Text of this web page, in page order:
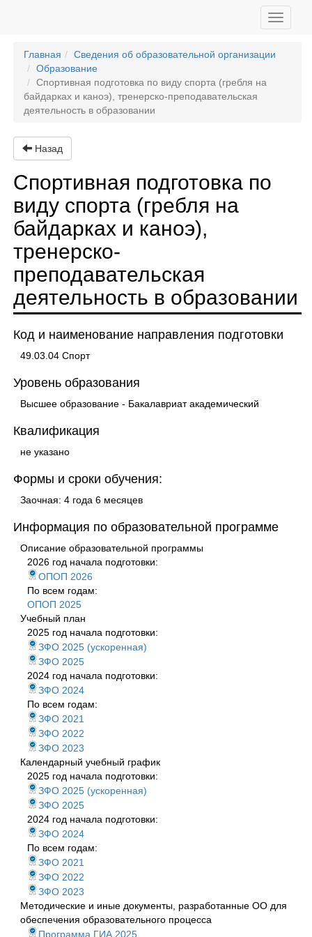
Toggle
Главная
Сведения об образовательной организации
Образование
Спортивная подготовка по виду спорта (гребля на
байдарках и каноэ), тренерско-преподавательская
деятельность в образовании
Назад
Спортивная подготовка по
виду спорта (гребля на
байдарках и каноэ),
тренерско-
преподавательская
деятельность в образовании
Код и наименование направления подготовки
49.03.04 Спорт
Уровень образования
Высшее образование - Бакалавриат академический
Квалификация
не указано
Формы и сроки обучения:
Заочная: 4 года 6 месяцев
Информация по образовательной программе
Описание образовательной программы
2026 год начала подготовки:
ОПОП 2026
По всем годам:
ОПОП 2025
Учебный план
2025 год начала подготовки:
ЗФО 2025 (ускоренная)
ЗФО 2025
2024 год начала подготовки:
ЗФО 2024
По всем годам:
ЗФО 2021
ЗФО 2022
ЗФО 2023
Календарный учебный график
2025 год начала подготовки:
ЗФО 2025 (ускоренная)
ЗФО 2025
2024 год начала подготовки:
ЗФО 2024
По всем годам:
ЗФО 2021
ЗФО 2022
ЗФО 2023
Методические и иные документы, разработанные ОО для
обеспечения образовательного процесса
Программа ГИА 2025